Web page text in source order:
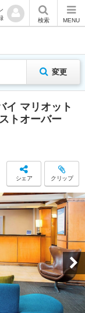
検索 MENU
変更
イ マリオット
トオーバー
シェア クリップ